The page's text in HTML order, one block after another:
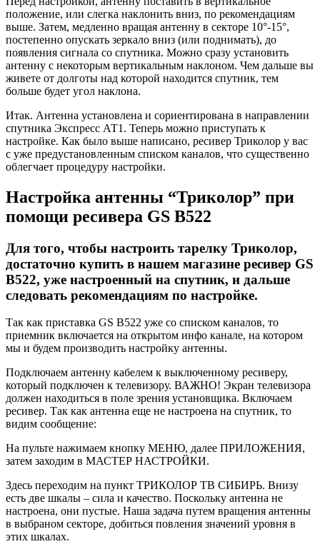
положение, или слегка наклонить вниз, по рекомендациям
выше. Затем, медленно вращая антенну в секторе 10°-15°,
постепенно опускать зеркало вниз (или поднимать), до
появления сигнала со спутника. Можно сразу установить
антенну с некоторым вертикальным наклоном. Чем дальше вы
живете от долготы над которой находится спутник, тем
больше будет угол наклона.
Итак. Антенна установлена и сориентирована в направлении
спутника Экспресс АТ1. Теперь можно приступать к
настройке. Как было выше написано, ресивер Триколор у вас
с уже предустановленным списком каналов, что существенно
облегчает процедуру настройки.
Настройка антенны “Триколор” при
помощи ресивера GS B522
Для того, чтобы настроить тарелку Триколор,
достаточно купить в нашем магазине ресивер GS
B522, уже настроенный на спутник, и дальше
следовать рекомендациям по настройке.
Так как приставка GS B522 уже со списком каналов, то
приемник включается на открытом инфо канале, на котором
мы и будем производить настройку антенны.
Подключаем антенну кабелем к выключенному ресиверу,
который подключен к телевизору. ВАЖНО! Экран телевизора
должен находиться в поле зрения установщика. Включаем
ресивер. Так как антенна еще не настроена на спутник, то
видим сообщение:
На пульте нажимаем кнопку МЕНЮ, далее ПРИЛОЖЕНИЯ,
затем заходим в МАСТЕР НАСТРОЙКИ.
Здесь переходим на пункт ТРИКОЛОР ТВ СИБИРЬ. Внизу
есть две шкалы – сила и качество. Поскольку антенна не
настроена, они пустые. Наша задача путем вращения антенны
в выбраном секторе, добиться повления значений уровня в
этих шкалах.